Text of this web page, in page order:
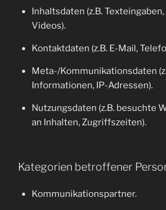
Inhaltsdaten (z.B.
Videos).
Kontaktdaten (z.B. E-Mail,
Meta-/Kommunikationsdaten
Informationen, IP-Adressen).
Nutzungsdaten (z.B. besuchte
an Inhalten, Zugriffszeiten).
Kategorien betroffener
Kommunikationspartner.